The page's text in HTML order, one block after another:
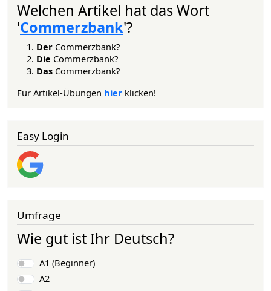
Welchen Artikel hat das Wort
'Commerzbank'?
Der Commerzbank?
Die Commerzbank?
Das Commerzbank?
Für Artikel-Übungen hier klicken!
Easy Login
Umfrage
Wie gut ist Ihr Deutsch?
Auswahlmöglichkeiten
A1 (Beginner)
A2